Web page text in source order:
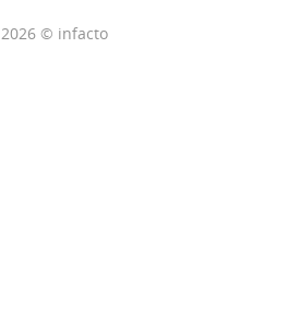
2026 © infacto